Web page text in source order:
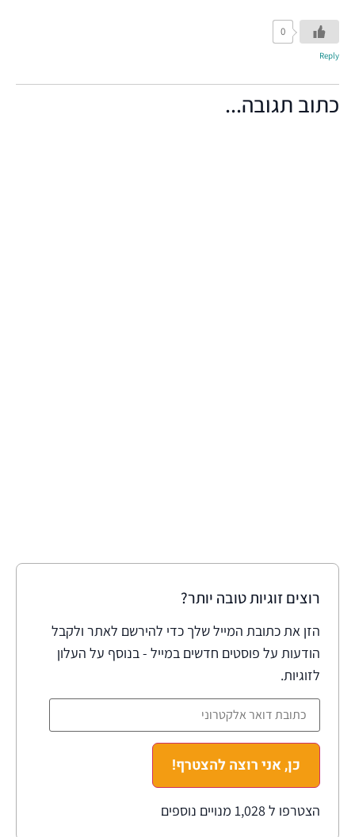
0
Reply
כתוב תגובה...
רוצים זוגיות טובה יותר?
הזן את כתובת המייל שלך כדי להירשם לאתר ולקבל
הודעות על פוסטים חדשים במייל - בנוסף על העלון
לזוגיות.
כן, אני רוצה להצטרף!
הצטרפו ל 1,028 מנויים נוספים